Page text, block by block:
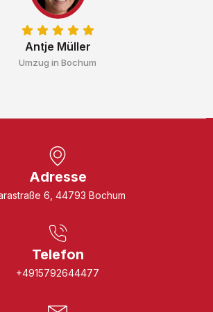
Antje Müller
Umzug in Bochum
Adresse
6, 44793 Bochum
Telefon
+4915792644477